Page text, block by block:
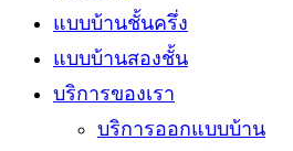
แบบบ้านชั้นครึ่ง
แบบบ้านสองชั้น
บริการของเรา
บริการออกแบบบ้าน